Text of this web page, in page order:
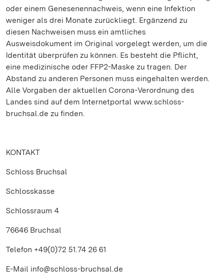
oder einem Genesenennachweis, wenn eine Infektion
weniger als drei Monate zurückliegt. Ergänzend zu
diesen Nachweisen muss ein amtliches
Ausweisdokument im Original vorgelegt werden, um die
Identität überprüfen zu können. Es besteht die Pflicht,
eine medizinische oder FFP2-Maske zu tragen. Der
Abstand zu anderen Personen muss eingehalten werden.
Alle Vorgaben der aktuellen Corona-Verordnung des
Landes sind auf dem Internetportal www.schloss-
bruchsal.de zu finden.
KONTAKT
Schloss Bruchsal
Schlosskasse
Schlossraum 4
76646 Bruchsal
Telefon +49(0)72 51.74 26 61
E-Mail info@schloss-bruchsal.de